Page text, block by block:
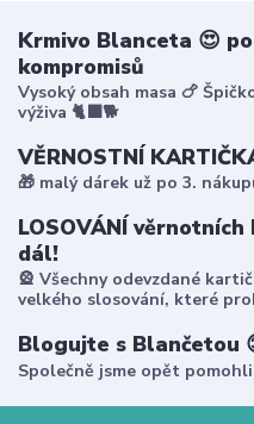
Krmivo Blanceta 😍
kompromisů
Vysoký obsah masa 🍗
výživa 🐈‍⬛🐕
VĚRNOSTNÍ
🎁 malý dárek už po 3.
LOSOVÁNÍ
dál!
🎡 Všechny odevzdané
velkého slosování, které
Blogujte s Blančetou
Společně jsme opět